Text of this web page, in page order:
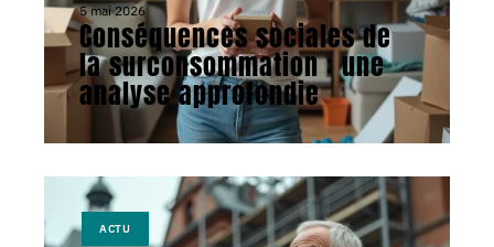
5 mai 2026
Conséquences sociales de
la surconsommation : une
analyse approfondie
ACTU